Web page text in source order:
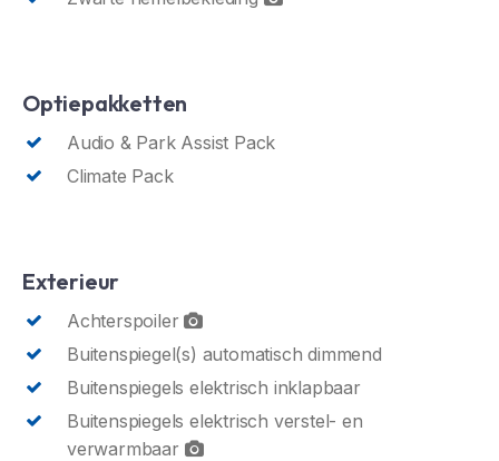
Optiepakketten
Audio & Park Assist Pack
Climate Pack
Exterieur
Achterspoiler
Buitenspiegel(s) automatisch dimmend
Buitenspiegels elektrisch inklapbaar
Buitenspiegels elektrisch verstel- en
verwarmbaar